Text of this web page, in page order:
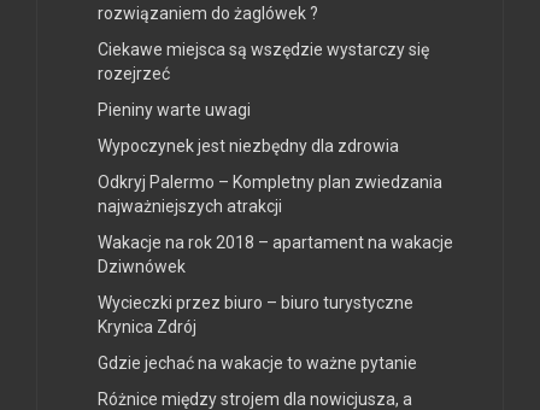
rozwiązaniem do żaglówek ?
Ciekawe miejsca są wszędzie wystarczy się
rozejrzeć
Pieniny warte uwagi
Wypoczynek jest niezbędny dla zdrowia
Odkryj Palermo – Kompletny plan zwiedzania
najważniejszych atrakcji
Wakacje na rok 2018 – apartament na wakacje
Dziwnówek
Wycieczki przez biuro – biuro turystyczne
Krynica Zdrój
Gdzie jechać na wakacje to ważne pytanie
Różnice między strojem dla nowicjusza, a